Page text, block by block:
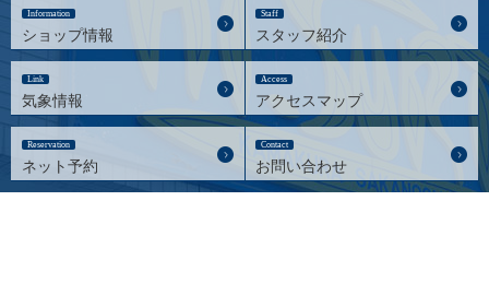
Information
ショップ情報
Staff
スタッフ紹介
Link
気象情報
Access
アクセスマップ
Reservation
ネット予約
Contact
お問い合わせ